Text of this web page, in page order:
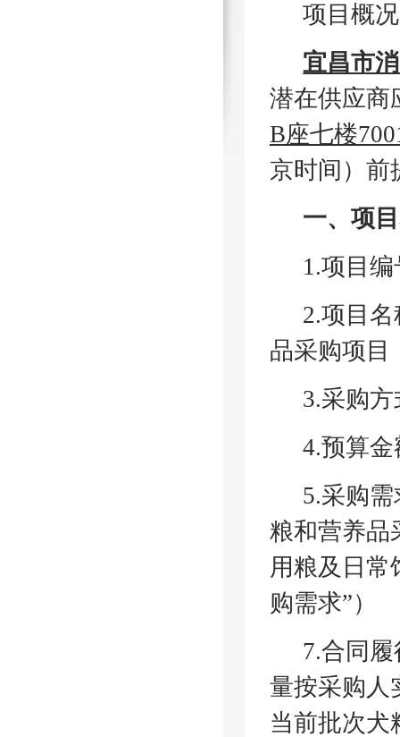
项目概况
宜昌市
潜在供应商
B座七楼
京时间）前
一、项
1.项目
2.项目
品采购项目
3.采购
4.预算
5.采购
粮和营养品
用粮及日常
购需求”）
7.合同
量按采购人
当前批次犬